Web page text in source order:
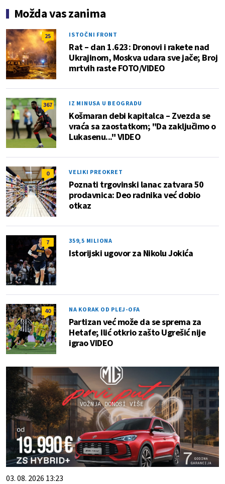
Možda vas zanima
25 ISTOČNI FRONT
Rat – dan 1.623: Dronovi i rakete nad
Ukrajinom, Moskva udara sve jače; Broj
mrtvih raste FOTO/VIDEO
367 IZ MINUSA U BEOGRADU
Košmaran debi kapitalca – Zvezda se
vraća sa zaostatkom; "Da zaključimo o
Lukasenu..." VIDEO
0 VELIKI PREOKRET
Poznati trgovinski lanac zatvara 50
prodavnica: Deo radnika već dobio
otkaz
7 359,5 MILIONA
Istorijski ugovor za Nikolu Jokića
40 NA KORAK OD PLEJ-OFA
Partizan već može da se sprema za
Hetafe; Ilić otkrio zašto Ugrešić nije
igrao VIDEO
03. 08. 2026 13:23